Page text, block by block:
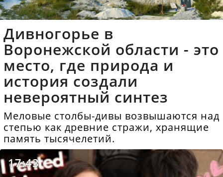
Дивногорье в
Воронежской области - это
место, где природа и
история создали
невероятный синтез
Меловые столбы-дивы возвышаются над
степью как древние стражи, хранящие
память тысячелетий.
17:43